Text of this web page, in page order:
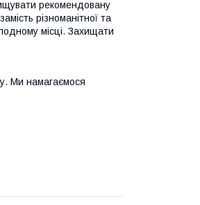
рекомендовану
різноманітної та
місці. Захищати
Ми намагаємося